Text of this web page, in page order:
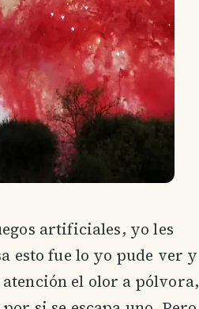
artificiales, yo les
esto fue lo yo pude ver y
el olor a pólvora,